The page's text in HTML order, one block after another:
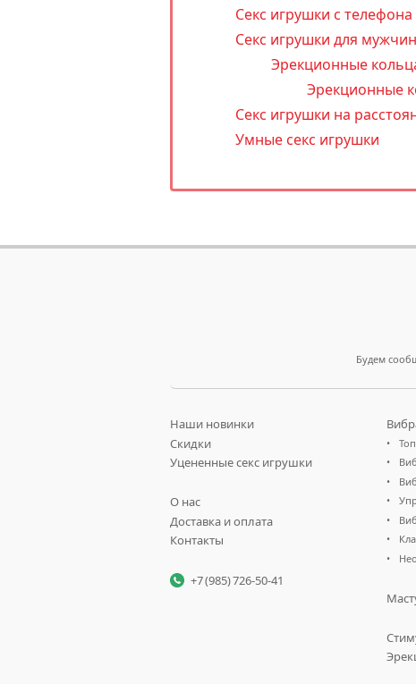
Секс игрушки с телефона
Секс игрушки для мужчин
Эрекционные
Эрекционные
Секс игрушки на
Умные секс игрушки
Будем
Наши новинки
Скидки
Уцененные секс игрушки
О нас
Доставка и оплата
Контакты
+7 (985) 726-50-41